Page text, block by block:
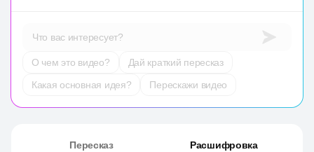
Что вас интересует?
О чем это видео?
Дай краткий пересказ
Какая основная идея?
Перескажи видео
Пересказ Расшифровка